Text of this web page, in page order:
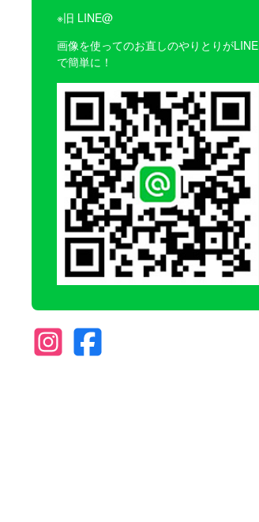
※旧 LINE@
画像を使ってのお直しのやりとりがLINE
で簡単に！